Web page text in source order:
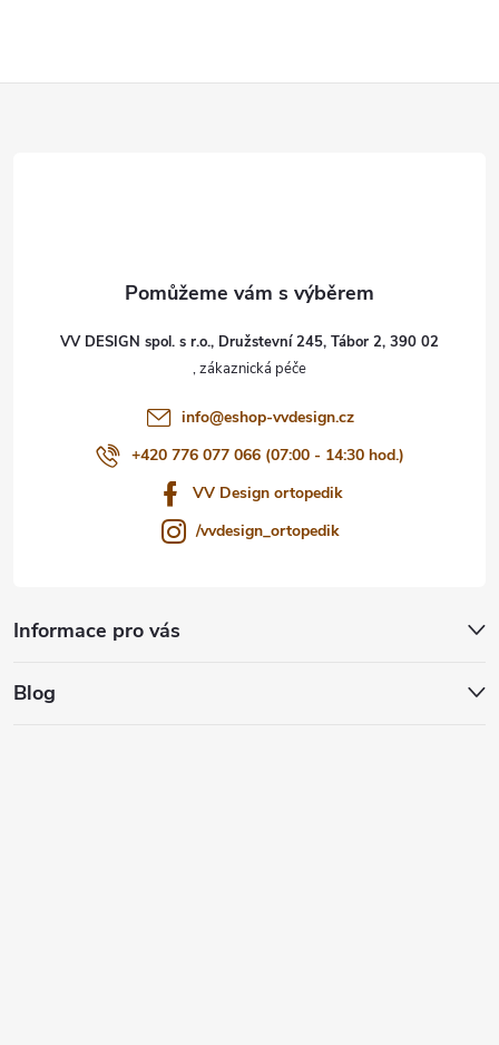
VV DESIGN spol. s r.o., Družstevní 245, Tábor 2, 390 02
info@eshop-vvdesign.cz
+420 776 077 066 (07:00 - 14:30 hod.)
VV Design ortopedik
/vvdesign_ortopedik
Informace pro vás
Blog